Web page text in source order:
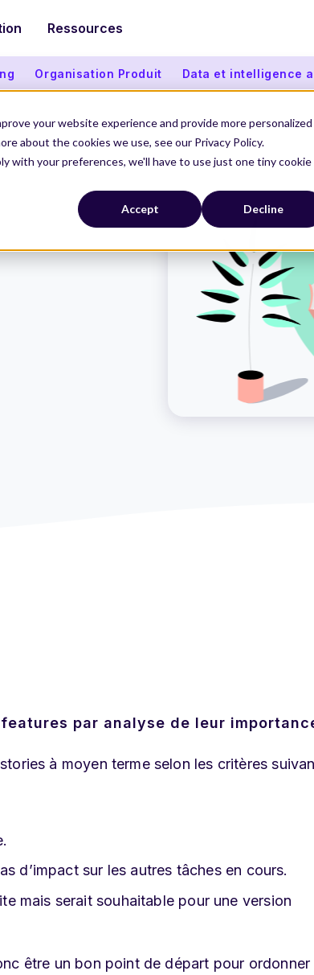
your website experience and provide more personalized
about the cookies we use, see our Privacy Policy.
with your preferences, we'll have to use just one tiny cookie
Accept Decline
Ressources
Organisation Produit Data et intelligence
par analyse de leur
à moyen terme selon les critères
d’impact sur les autres tâches en cours.
mais serait souhaitable pour une version
être un bon point de départ pour ordonner